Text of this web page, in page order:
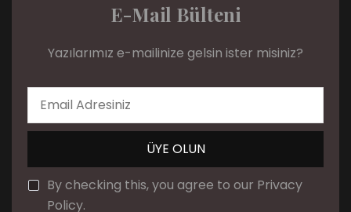
E-Mail Bülteni
Yazılarımız e-mailinize gelsin ister misiniz?
By checking this, you agree to our Privacy
Policy.